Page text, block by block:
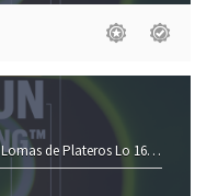
Blvd. Adolfo Lopez Mateos 1701 ,Col Lomas de Plateros Lo 16/17 -